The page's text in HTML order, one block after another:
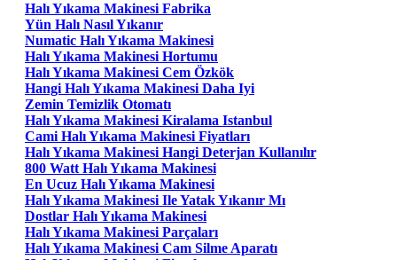
Halı Yıkama Makinesi Fabrika
Yün Halı Nasıl Yıkanır
Numatic Halı Yıkama Makinesi
Halı Yıkama Makinesi Hortumu
Halı Yıkama Makinesi Cem Özkök
Hangi Halı Yıkama Makinesi Daha Iyi
Zemin Temizlik Otomatı
Halı Yıkama Makinesi Kiralama Istanbul
Cami Halı Yıkama Makinesi Fiyatları
Halı Yıkama Makinesi Hangi Deterjan Kullanılır
800 Watt Halı Yıkama Makinesi
En Ucuz Halı Yıkama Makinesi
Halı Yıkama Makinesi Ile Yatak Yıkanır Mı
Dostlar Halı Yıkama Makinesi
Halı Yıkama Makinesi Parçaları
Halı Yıkama Makinesi Cam Silme Aparatı